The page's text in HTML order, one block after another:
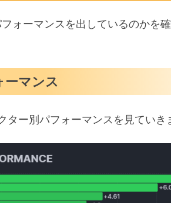
ォーマンスを出しているのかを
ーマンス
ター別パフォーマンスを見ていき